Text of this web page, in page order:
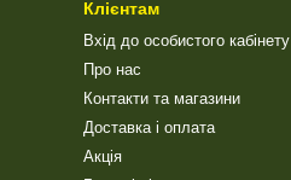
Клієнтам
Вхід до особистого кабінету
Про нас
Контакти та магазини
Доставка і оплата
Акція